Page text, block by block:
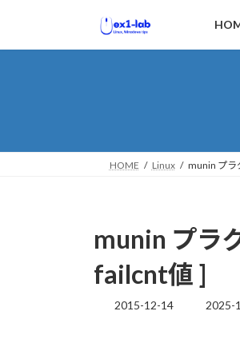
テ
ゲ
HOME Linux munin プラ
munin プラ
failcnt値 ]
2015-12-14
最
2025-